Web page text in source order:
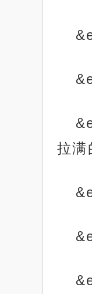
拉满